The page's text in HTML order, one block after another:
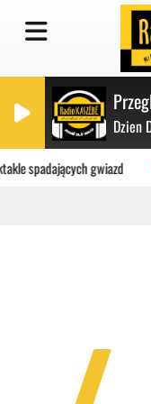
Dzien
spadających gwiazd